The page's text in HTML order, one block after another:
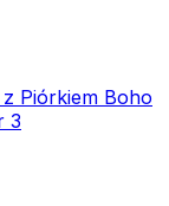
z Piórkiem Boho
3